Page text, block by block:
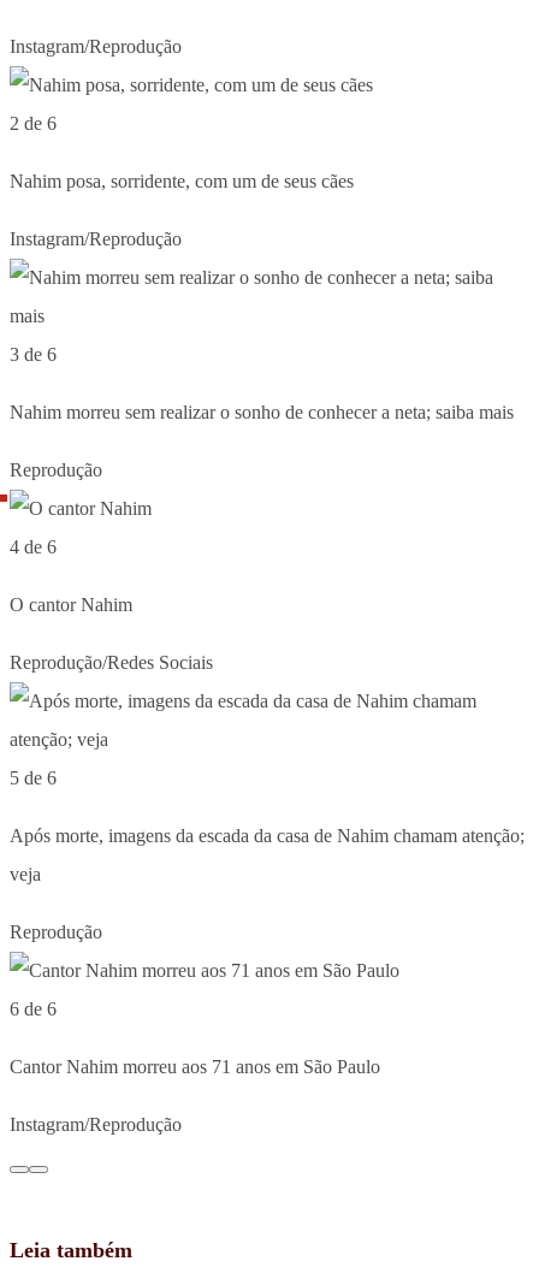
Instagram/Reprodução
2 de 6
Nahim posa, sorridente, com um de seus cães
Instagram/Reprodução
3 de 6
Nahim morreu sem realizar o sonho de conhecer a neta; saiba mais
Reprodução
4 de 6
O cantor Nahim
Reprodução/Redes Sociais
5 de 6
Após morte, imagens da escada da casa de Nahim chamam atenção;
veja
Reprodução
6 de 6
Cantor Nahim morreu aos 71 anos em São Paulo
Instagram/Reprodução
Leia também